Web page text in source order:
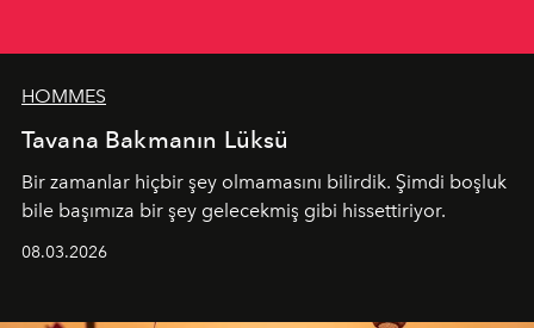
HOMMES
Tavana Bakmanın Lüksü
Bir zamanlar hiçbir şey olmamasını bilirdik. Şimdi boşluk
bile başımıza bir şey gelecekmiş gibi hissettiriyor.
08.03.2026